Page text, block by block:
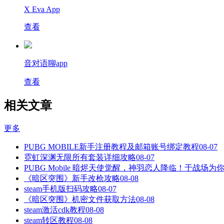
X Eva App
查看
音对语聊app
查看
相关文章
更多
PUBG MOBILE新手注册教程及邮箱账号绑定教程08-07
霓虹深渊无限所有套装详细攻略08-07
PUBG Mobile 暗烬天使觉醒，神羽恋人降临！于战场为
《暗区突围》新手改枪攻略08-08
steam手机版扫码攻略08-07
《暗区突围》机密文件获取方法08-08
steam激活cdk教程08-08
steam转区教程08-08